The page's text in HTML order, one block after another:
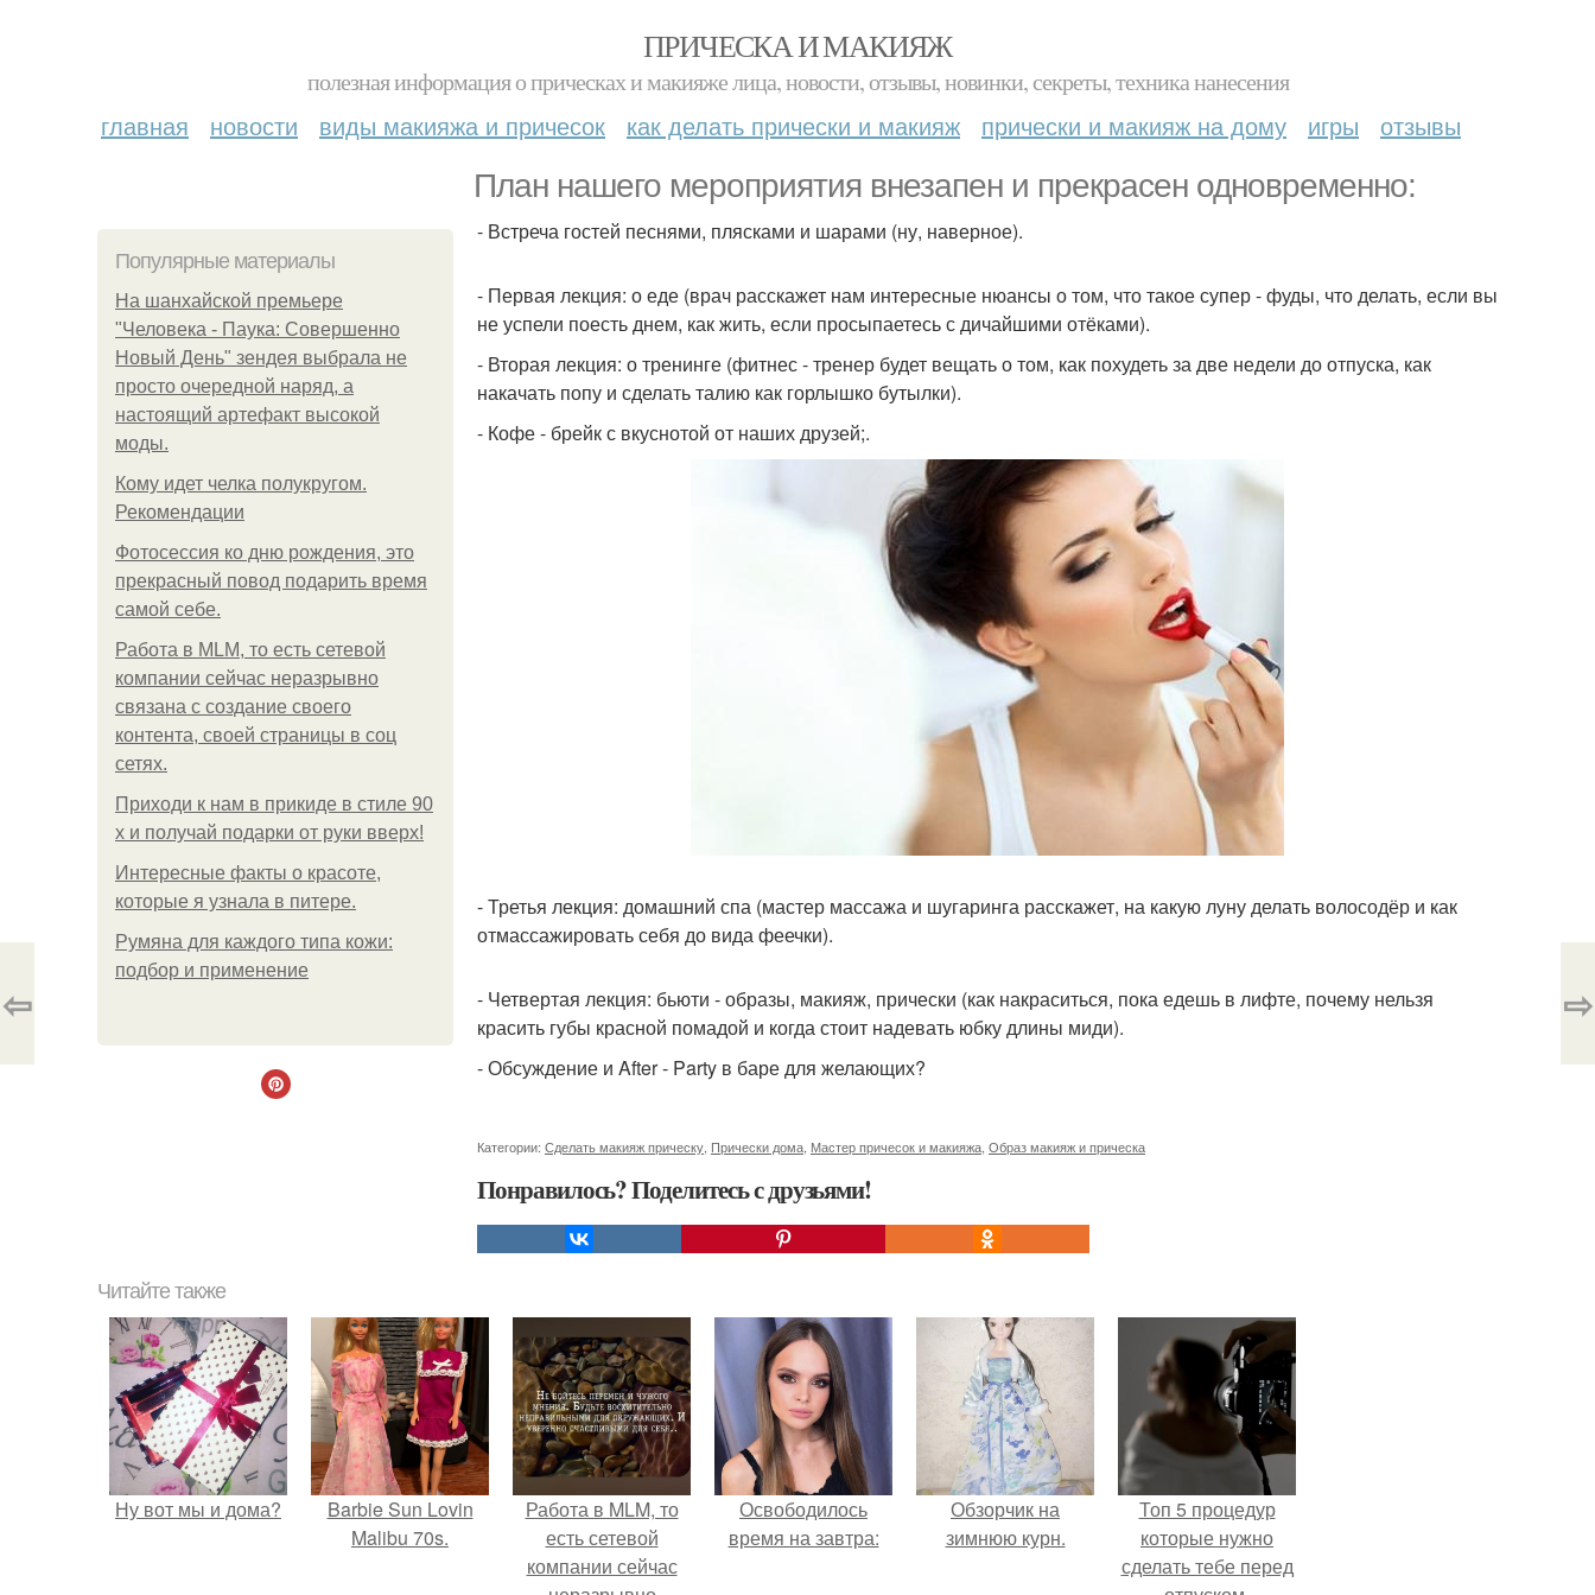
ПРИЧЕСКА И МАКИЯЖ
полезная информация о прическах и макияже лица, новости, отзывы, новинки, секреты, техника нанесения
главная новости виды макияжа и причесок как делать прически и макияж прически и макияж на дому игры отзывы
План нашего мероприятия внезапен и прекрасен одновременно:
Популярные материалы
На шанхайской премьере
"Человека - Паука: Совершенно
Новый День" зендея выбрала не
просто очередной наряд, а
настоящий артефакт высокой
моды.
Кому идет челка полукругом.
Рекомендации
Фотосессия ко дню рождения, это
прекрасный повод подарить время
самой себе.
Работа в MLM, то есть сетевой
компании сейчас неразрывно
связана с создание своего
контента, своей страницы в соц
сетях.
Приходи к нам в прикиде в стиле 90
х и получай подарки от руки вверх!
Интересные факты о красоте,
которые я узнала в питере.
Румяна для каждого типа кожи:
подбор и применение
- Встреча гостей песнями, плясками и шарами (ну, наверное).
- Первая лекция: о еде (врач расскажет нам интересные нюансы о том, что такое супер - фуды, что делать, если вы
не успели поесть днем, как жить, если просыпаетесь с дичайшими отёками).
- Вторая лекция: о тренинге (фитнес - тренер будет вещать о том, как похудеть за две недели до отпуска, как
накачать попу и сделать талию как горлышко бутылки).
- Кофе - брейк с вкуснотой от наших друзей;.
- Третья лекция: домашний спа (мастер массажа и шугаринга расскажет, на какую луну делать волосодёр и как
отмассажировать себя до вида феечки).
- Четвертая лекция: бьюти - образы, макияж, прически (как накраситься, пока едешь в лифте, почему нельзя
красить губы красной помадой и когда стоит надевать юбку длины миди).
- Обсуждение и After - Party в баре для желающих?
Категории: Сделать макияж прическу Прически дома Мастер причесок и макияжа Образ макияж и прическа
Понравилось? Поделитесь с друзьями!
⇦ ⇨
Читайте также
Ну вот мы и дома?
Barbie Sun Lovin
Malibu 70s.
Работа в MLM, то
есть сетевой
компании сейчас
Освободилось
время на завтра:
Обзорчик на
зимнюю курн.
Топ 5 процедур
которые нужно
сделать тебе перед